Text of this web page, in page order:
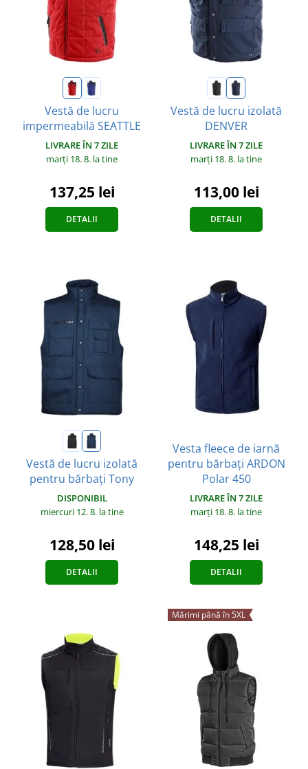
Vestă de lucru
impermeabilă SEATTLE
LIVRARE ÎN 7 ZILE
marți 18. 8. la tine
137,25 lei
DETALII
Vestă de lucru izolată
DENVER
LIVRARE ÎN 7 ZILE
marți 18. 8. la tine
113,00 lei
DETALII
Vestă de lucru izolată
pentru bărbați Tony
DISPONIBIL
miercuri 12. 8. la tine
128,50 lei
DETALII
Vesta fleece de iarnă
pentru bărbați ARDON
Polar 450
LIVRARE ÎN 7 ZILE
marți 18. 8. la tine
148,25 lei
DETALII
Mărimi până în 5XL